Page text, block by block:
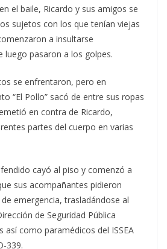
el baile, Ricardo y sus amigos se
sujetos con los que tenían viejas
a insultarse
luego pasaron a los golpes.
se enfrentaron, pero en
“El Pollo” sacó de entre sus ropas
en contra de Ricardo,
partes del cuerpo en varias
cayó al piso y comenzó a
sus acompañantes pidieron
emergencia, trasladándose al
de Seguridad Pública
así como paramédicos del ISSEA
339.